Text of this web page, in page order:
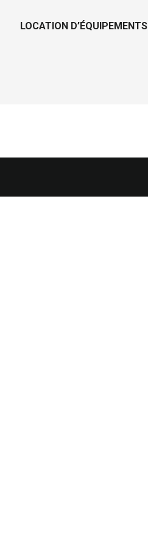
LOCATION D’ÉQUIPEMENTS